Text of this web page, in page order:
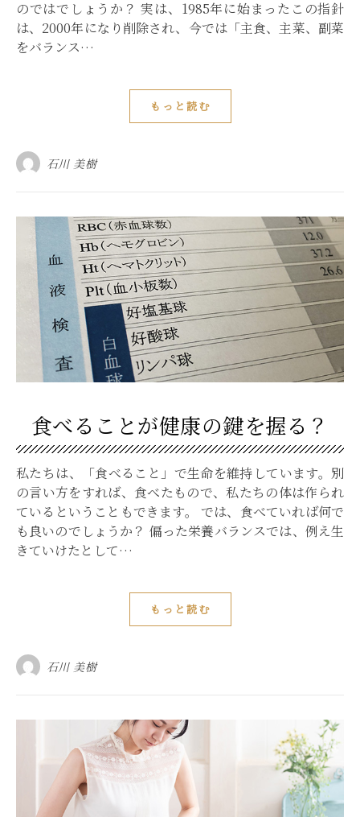
のではでしょうか？ 実は、1985年に始まったこの指針
は、2000年になり削除され、今では「主食、主菜、副菜
をバランス…
もっと読む
石川 美樹
食べることが健康の鍵を握る？
私たちは、「⾷べること」で⽣命を維持しています。別
の言い方をすれば、⾷べたもので、私たちの体は作られ
ているということもできます。 では、食べていれば何で
も良いのでしょうか？ 偏った栄養バランスでは、例え生
きていけたとして…
もっと読む
石川 美樹